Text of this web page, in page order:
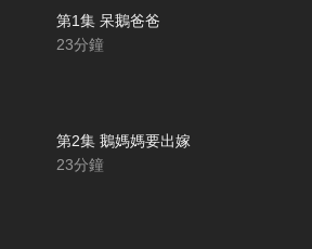
第1集 呆鵝爸爸
23分鐘
第2集 鵝媽媽要出嫁
23分鐘